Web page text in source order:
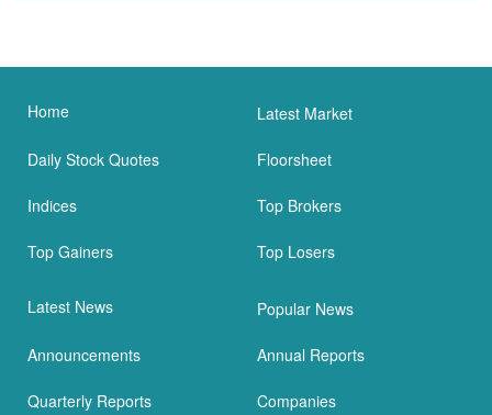
Home Latest Market
Daily Stock Quotes Floorsheet
Indices Top Brokers
Top Gainers Top Losers
Latest News Popular News
Announcements Annual Reports
Quarterly Reports Companies